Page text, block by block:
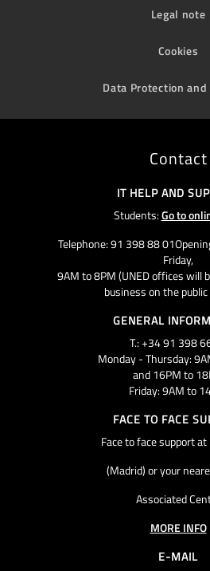
Legal note
Cookies
Data Protection
Contact
IT HELP AND
Students:Go to
Telephone: 91 398 88
Friday,
9AM to 8PM (UNED offices will
business on the
GENERAL
T.: +34 91 398
Monday - Thursday:
and 16PM to
Friday: 9AM to
FACE TO FACE
Face to face support at
(Madrid) or your
Associated
MORE INFO
E-MAIL